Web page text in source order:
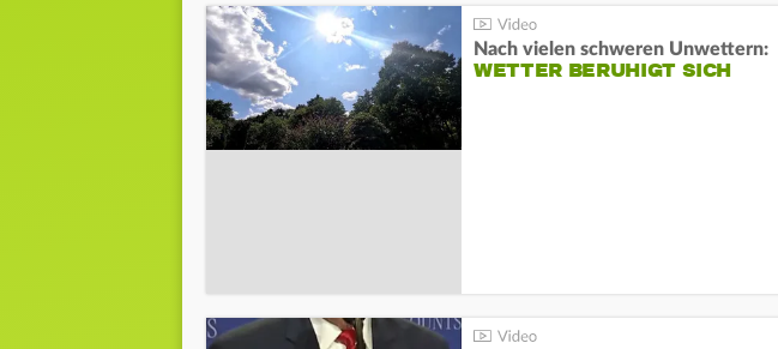
Nach vielen schweren Unwettern:
WETTER BERUHIGT SICH